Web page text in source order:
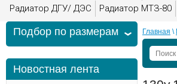
Радиатор ДГУ/ ДЭС
Радиатор МТЗ-80
Подбор по размерам
Новостная лента
Главная \